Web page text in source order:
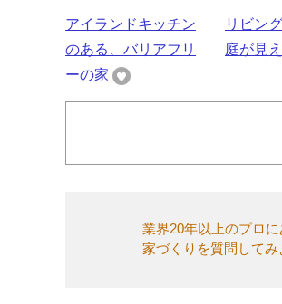
アイランドキッチン
のある、バリアフリ
ーの家
リビン
庭が見
業界20年以上のプロ
家づくりを質問してみ